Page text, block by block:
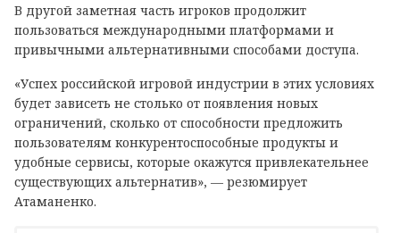
В другой заметная часть игроков продолжит
пользоваться международными платформами и
привычными альтернативными способами доступа.
«Успех российской игровой индустрии в этих условиях
будет зависеть не столько от появления новых
ограничений, сколько от способности предложить
пользователям конкурентоспособные продукты и
удобные сервисы, которые окажутся привлекательнее
существующих альтернатив», — резюмирует
Атаманенко.